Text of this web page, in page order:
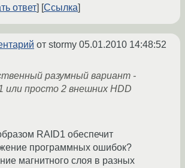
ответ
Ссылка
от stormy 05.01.2010 14:48:52
разумный вариант -
или просто 2 внешних HDD
RAID1 обеспечит
программных ошибок?
магнитного слоя в разных